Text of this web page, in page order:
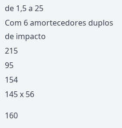
de 1,5 a 25
Com 6 amortecedores duplos
de impacto
215
95
154
145 x 56
160